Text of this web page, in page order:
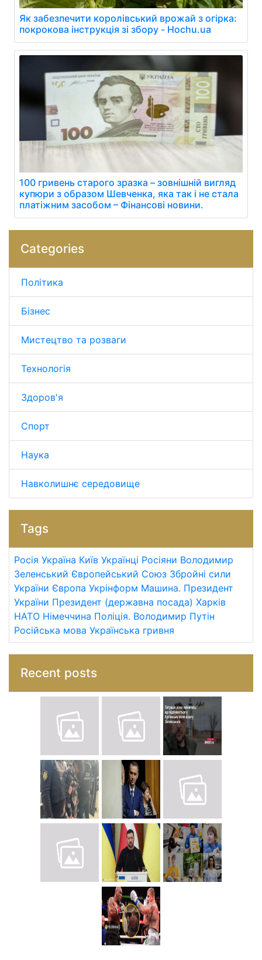
Як забезпечити королівський врожай з огірка:
покрокова інструкція зі збору - Hochu.ua
100 гривень старого зразка – зовнішній вигляд
купюри з образом Шевченка, яка так і не стала
платіжним засобом – Фінансові новини.
Categories
Політика
Бізнес
Мистецтво та розваги
Технологія
Здоров'я
Спорт
Наука
Навколишнє середовище
Tags
Росія Україна Київ Українці Росіяни Володимир
Зеленський Європейський Союз Збройні сили
України Європа Укрінформ Машина. Президент
України Президент (державна посада) Харків
НАТО Німеччина Поліція. Володимир Путін
Російська мова Українська гривня
Recent posts